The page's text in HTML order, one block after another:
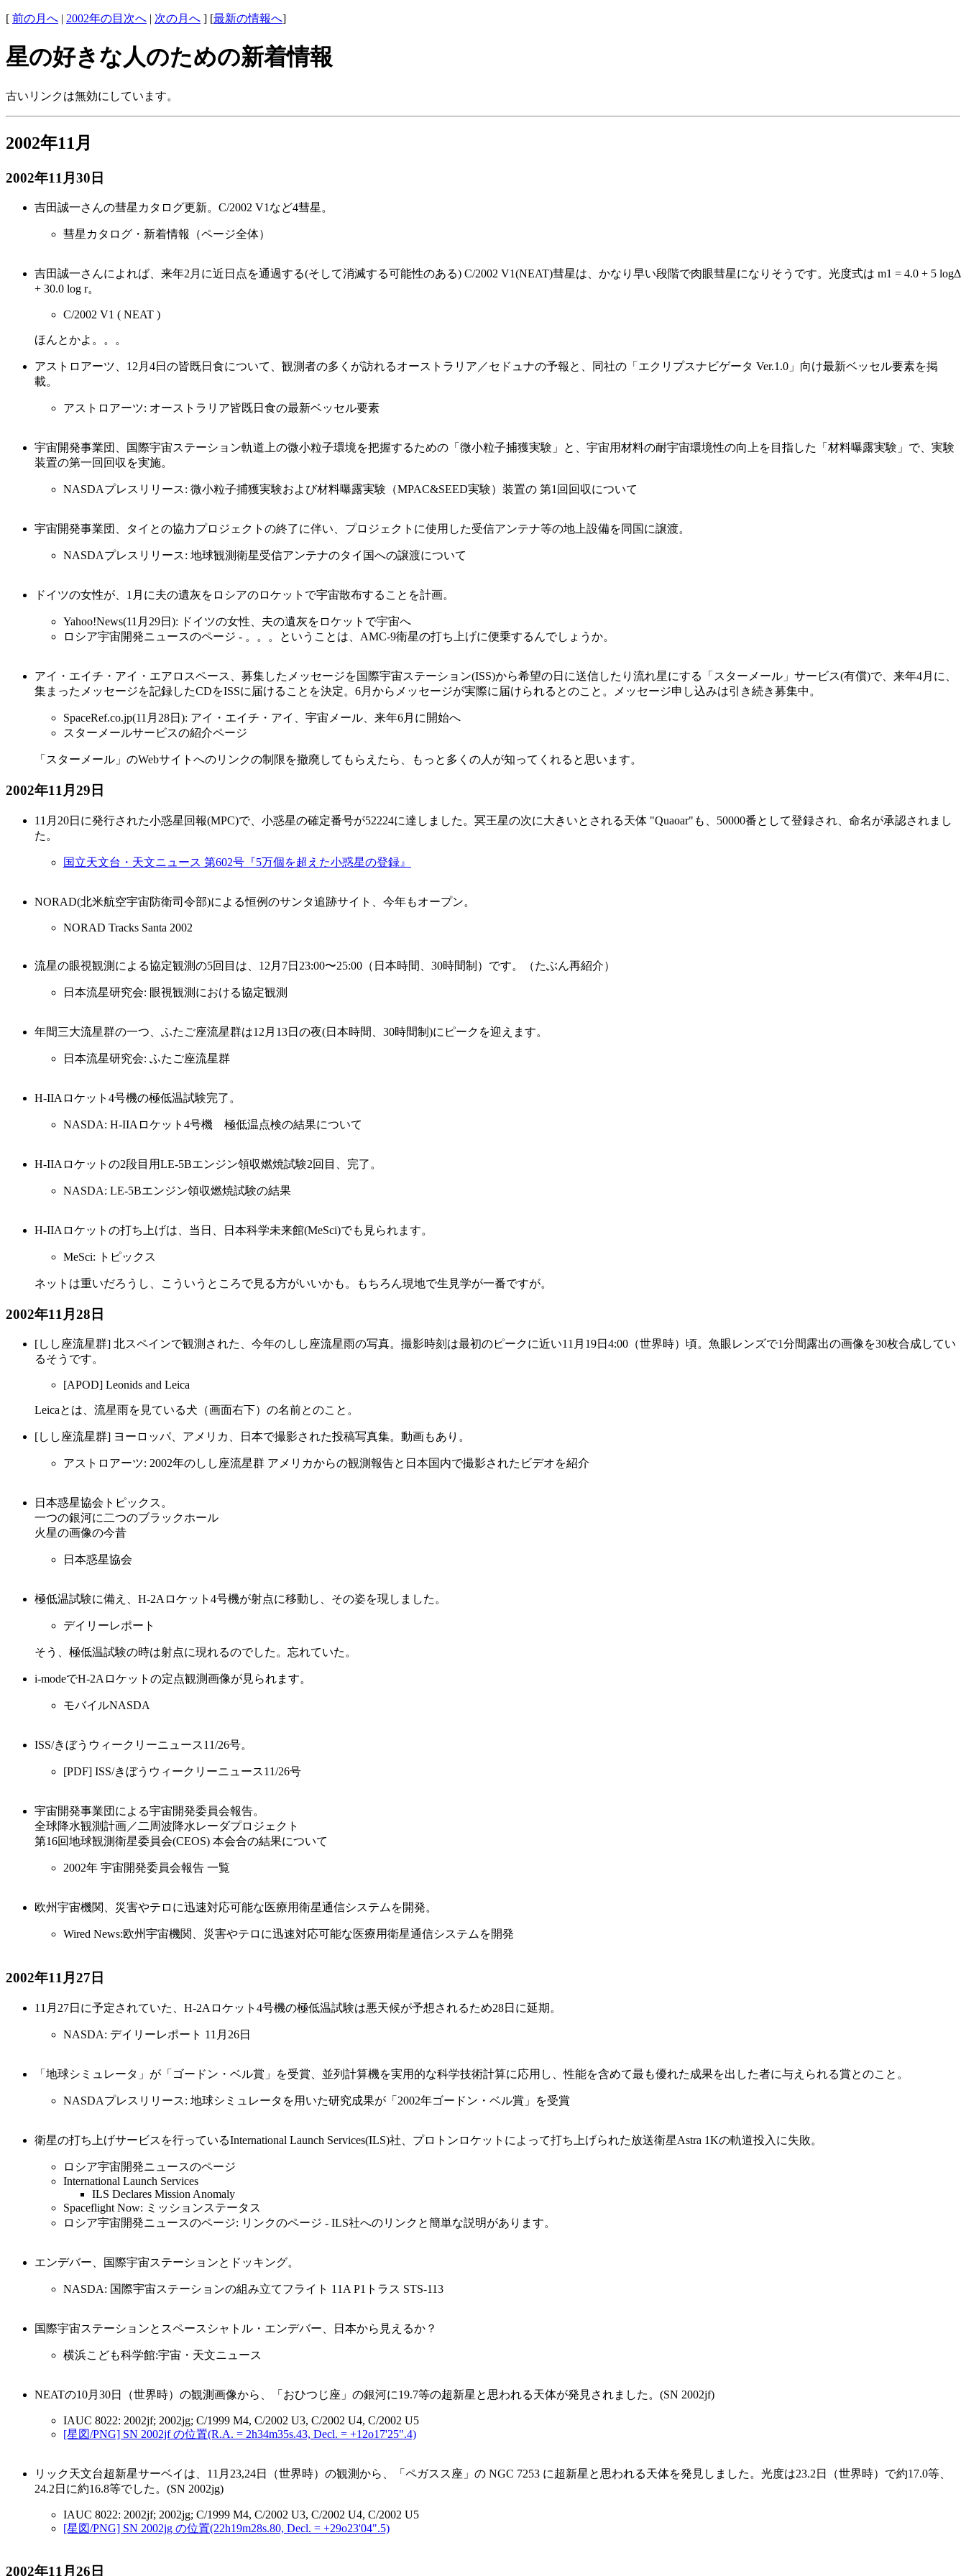
[ 前の月へ | 2002年の目次へ | 次の月へ ] [最新の情報へ]
星の好きな人のための新着情報
古いリンクは無効にしています。
2002年11月
2002年11月30日
吉田誠一さんの彗星カタログ更新。C/2002 V1など4彗星。
彗星カタログ・新着情報（ページ全体）
吉田誠一さんによれば、来年2月に近日点を通過する(そして消滅する可能性のある) C/2002 V1(NEAT)彗星は、かなり早い段階で肉眼彗星になりそうです。光度式は m1 = 4.0 + 5 logΔ
+ 30.0 log r。
C/2002 V1 ( NEAT )
ほんとかよ。。。
アストロアーツ、12月4日の皆既日食について、観測者の多くが訪れるオーストラリア／セドュナの予報と、同社の「エクリプスナビゲータ Ver.1.0」向け最新ベッセル要素を掲
載。
アストロアーツ: オーストラリア皆既日食の最新ベッセル要素
宇宙開発事業団、国際宇宙ステーション軌道上の微小粒子環境を把握するための「微小粒子捕獲実験」と、宇宙用材料の耐宇宙環境性の向上を目指した「材料曝露実験」で、実験
装置の第一回回収を実施。
NASDAプレスリリース: 微小粒子捕獲実験および材料曝露実験（MPAC&SEED実験）装置の 第1回回収について
宇宙開発事業団、タイとの協力プロジェクトの終了に伴い、プロジェクトに使用した受信アンテナ等の地上設備を同国に譲渡。
NASDAプレスリリース: 地球観測衛星受信アンテナのタイ国への譲渡について
ドイツの女性が、1月に夫の遺灰をロシアのロケットで宇宙散布することを計画。
Yahoo!News(11月29日): ドイツの女性、夫の遺灰をロケットで宇宙へ
ロシア宇宙開発ニュースのページ - 。。。ということは、AMC-9衛星の打ち上げに便乗するんでしょうか。
アイ・エイチ・アイ・エアロスペース、募集したメッセージを国際宇宙ステーション(ISS)から希望の日に送信したり流れ星にする「スターメール」サービス(有償)で、来年4月に、
集まったメッセージを記録したCDをISSに届けることを決定。6月からメッセージが実際に届けられるとのこと。メッセージ申し込みは引き続き募集中。
SpaceRef.co.jp(11月28日): アイ・エイチ・アイ、宇宙メール、来年6月に開始へ
スターメールサービスの紹介ページ
「スターメール」のWebサイトへのリンクの制限を撤廃してもらえたら、もっと多くの人が知ってくれると思います。
2002年11月29日
11月20日に発行された小惑星回報(MPC)で、小惑星の確定番号が52224に達しました。冥王星の次に大きいとされる天体 "Quaoar"も、50000番として登録され、命名が承認されまし
た。
国立天文台・天文ニュース 第602号『5万個を超えた小惑星の登録』
NORAD(北米航空宇宙防衛司令部)による恒例のサンタ追跡サイト、今年もオープン。
NORAD Tracks Santa 2002
流星の眼視観測による協定観測の5回目は、12月7日23:00〜25:00（日本時間、30時間制）です。（たぶん再紹介）
日本流星研究会: 眼視観測における協定観測
年間三大流星群の一つ、ふたご座流星群は12月13日の夜(日本時間、30時間制)にピークを迎えます。
日本流星研究会: ふたご座流星群
H-IIAロケット4号機の極低温試験完了。
NASDA: H-IIAロケット4号機 極低温点検の結果について
H-IIAロケットの2段目用LE-5Bエンジン領収燃焼試験2回目、完了。
NASDA: LE-5Bエンジン領収燃焼試験の結果
H-IIAロケットの打ち上げは、当日、日本科学未来館(MeSci)でも見られます。
MeSci: トピックス
ネットは重いだろうし、こういうところで見る方がいいかも。もちろん現地で生見学が一番ですが。
2002年11月28日
[しし座流星群] 北スペインで観測された、今年のしし座流星雨の写真。撮影時刻は最初のピークに近い11月19日4:00（世界時）頃。魚眼レンズで1分間露出の画像を30枚合成してい
るそうです。
[APOD] Leonids and Leica
Leicaとは、流星雨を見ている犬（画面右下）の名前とのこと。
[しし座流星群] ヨーロッパ、アメリカ、日本で撮影された投稿写真集。動画もあり。
アストロアーツ: 2002年のしし座流星群 アメリカからの観測報告と日本国内で撮影されたビデオを紹介
日本惑星協会トピックス。
一つの銀河に二つのブラックホール
火星の画像の今昔
日本惑星協会
極低温試験に備え、H-2Aロケット4号機が射点に移動し、その姿を現しました。
デイリーレポート
そう、極低温試験の時は射点に現れるのでした。忘れていた。
i-modeでH-2Aロケットの定点観測画像が見られます。
モバイルNASDA
ISS/きぼうウィークリーニュース11/26号。
[PDF] ISS/きぼうウィークリーニュース11/26号
宇宙開発事業団による宇宙開発委員会報告。
全球降水観測計画／二周波降水レーダプロジェクト
第16回地球観測衛星委員会(CEOS) 本会合の結果について
2002年 宇宙開発委員会報告 一覧
欧州宇宙機関、災害やテロに迅速対応可能な医療用衛星通信システムを開発。
Wired News:欧州宇宙機関、災害やテロに迅速対応可能な医療用衛星通信システムを開発
2002年11月27日
11月27日に予定されていた、H-2Aロケット4号機の極低温試験は悪天候が予想されるため28日に延期。
NASDA: デイリーレポート 11月26日
「地球シミュレータ」が「ゴードン・ベル賞」を受賞、並列計算機を実用的な科学技術計算に応用し、性能を含めて最も優れた成果を出した者に与えられる賞とのこと。
NASDAプレスリリース: 地球シミュレータを用いた研究成果が「2002年ゴードン・ベル賞」を受賞
衛星の打ち上げサービスを行っているInternational Launch Services(ILS)社、プロトンロケットによって打ち上げられた放送衛星Astra 1Kの軌道投入に失敗。
ロシア宇宙開発ニュースのページ
International Launch Services
ILS Declares Mission Anomaly
Spaceflight Now: ミッションステータス
ロシア宇宙開発ニュースのページ: リンクのページ - ILS社へのリンクと簡単な説明があります。
エンデバー、国際宇宙ステーションとドッキング。
NASDA: 国際宇宙ステーションの組み立てフライト 11A P1トラス STS-113
国際宇宙ステーションとスペースシャトル・エンデバー、日本から見えるか？
横浜こども科学館:宇宙・天文ニュース
NEATの10月30日（世界時）の観測画像から、「おひつじ座」の銀河に19.7等の超新星と思われる天体が発見されました。(SN 2002jf)
IAUC 8022: 2002jf; 2002jg; C/1999 M4, C/2002 U3, C/2002 U4, C/2002 U5
[星図/PNG] SN 2002jf の位置(R.A. = 2h34m35s.43, Decl. = +12o17'25".4)
リック天文台超新星サーベイは、11月23,24日（世界時）の観測から、「ペガスス座」の NGC 7253 に超新星と思われる天体を発見しました。光度は23.2日（世界時）で約17.0等、
24.2日に約16.8等でした。(SN 2002jg)
IAUC 8022: 2002jf; 2002jg; C/1999 M4, C/2002 U3, C/2002 U4, C/2002 U5
[星図/PNG] SN 2002jg の位置(22h19m28s.80, Decl. = +29o23'04".5)
2002年11月26日